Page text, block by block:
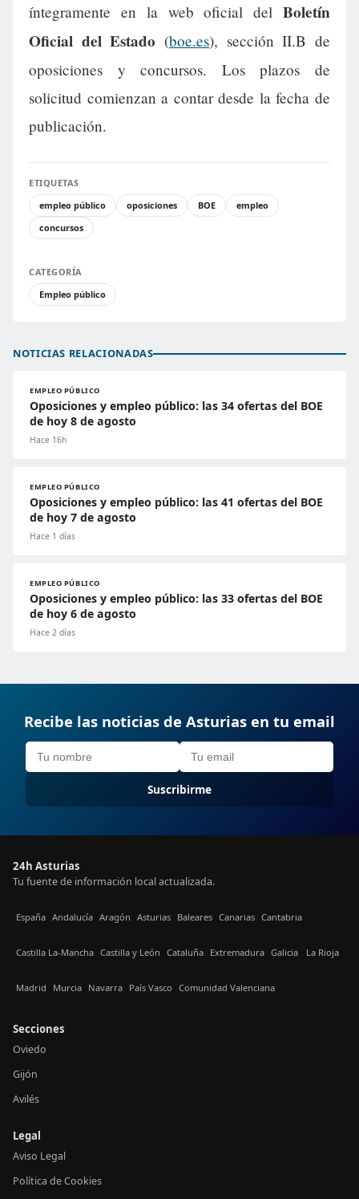
íntegramente en la web oficial del Boletín
Oficial del Estado (boe.es), sección II.B de
oposiciones y concursos. Los plazos de
solicitud comienzan a contar desde la fecha de
publicación.
ETIQUETAS
empleo público
oposiciones BOE
empleo
concursos
CATEGORÍA
Empleo público
NOTICIAS RELACIONADAS
EMPLEO PÚBLICO
Oposiciones y empleo público: las 34 ofertas del BOE
de hoy 8 de agosto
Hace 16h
EMPLEO PÚBLICO
Oposiciones y empleo público: las 41 ofertas del BOE
de hoy 7 de agosto
Hace 1 días
EMPLEO PÚBLICO
Oposiciones y empleo público: las 33 ofertas del BOE
de hoy 6 de agosto
Hace 2 días
Recibe las noticias de Asturias en tu email
Suscribirme
24h Asturias
Tu fuente de información local actualizada.
España Andalucía Aragón Asturias Baleares Canarias Cantabria
Castilla La-Mancha Castilla y León Cataluña Extremadura Galicia La Rioja
Madrid Murcia Navarra País Vasco Comunidad Valenciana
Secciones
Oviedo
Gijón
Avilés
Legal
Aviso Legal
Política de Cookies